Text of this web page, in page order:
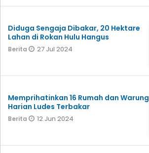
Diduga Sengaja Dibakar, 20 Hektare
Lahan di Rokan Hulu Hangus
Berita 27 Jul 2024
Memprihatinkan 16 Rumah dan Warung
Harian Ludes Terbakar
Berita 12 Jun 2024